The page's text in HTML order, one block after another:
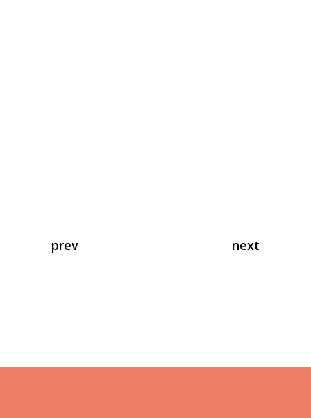
prev next